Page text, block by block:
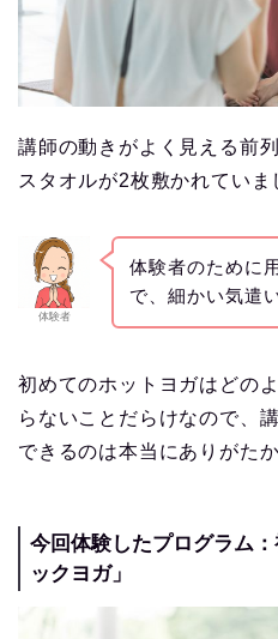
講師の動きがよく見える前
スタオルが2枚敷かれていま
体験者
体験者のために
で、細かい気遣
初めてのホットヨガはどの
らないことだらけなので、
できるのは本当にありがたか
今回体験したプログラム
ックヨガ」